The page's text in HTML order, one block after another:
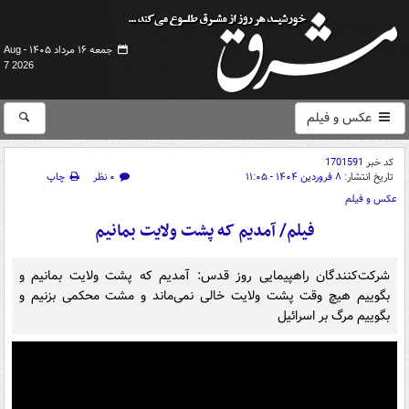
جمعه ۱۶ مرداد ۱۴۰۵ -
Aug
7 2026
عکس و فیلم
کد خبر 1701591
تاریخ انتشار: ۸ فروردین ۱۴۰۴ - ۱۱:۰۵ ۰ نظر
چاپ
عکس و فیلم
فیلم/ آمدیم که پشت ولایت بمانیم
شرکت‌کنندگان راهپیمایی روز قدس: آمدیم که پشت ولایت بمانیم و
بگوییم هیچ وقت پشت ولایت خالی نمی‌ماند و مشت محکمی بزنیم و
بگوییم مرگ بر اسرائیل